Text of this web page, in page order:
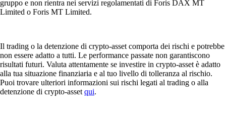
gruppo e non rientra nei servizi regolamentati di Foris DAX MT
Limited o Foris MT Limited.
Il trading o la detenzione di crypto-asset comporta dei rischi e potrebbe
non essere adatto a tutti. Le performance passate non garantiscono
risultati futuri. Valuta attentamente se investire in crypto-asset è adatto
alla tua situazione finanziaria e al tuo livello di tolleranza al rischio.
Puoi trovare ulteriori informazioni sui rischi legati al trading o alla
detenzione di crypto-asset qui.